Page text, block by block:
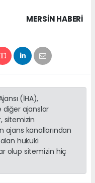
MERSIN HABERİ
(İHA),
diğer ajanslar
sitemizin
kanallarından
hukuki
olup sitemizin hiç